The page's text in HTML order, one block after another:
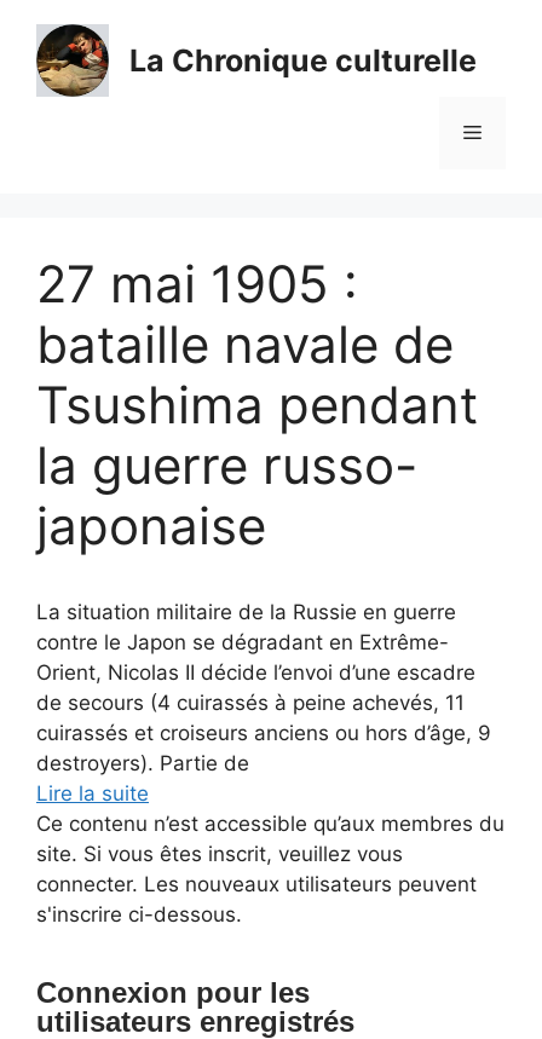
contenu
La Chronique culturelle
Menu
27 mai 1905 :
bataille navale de
Tsushima pendant
la guerre russo-
japonaise
La situation militaire de la Russie en guerre
contre le Japon se dégradant en Extrême-
Orient, Nicolas II décide l’envoi d’une escadre
de secours (4 cuirassés à peine achevés, 11
cuirassés et croiseurs anciens ou hors d’âge, 9
destroyers). Partie de
Lire la suite
Ce contenu n’est accessible qu’aux membres du
site. Si vous êtes inscrit, veuillez vous
connecter. Les nouveaux utilisateurs peuvent
s'inscrire ci-dessous.
Connexion pour les
utilisateurs enregistrés